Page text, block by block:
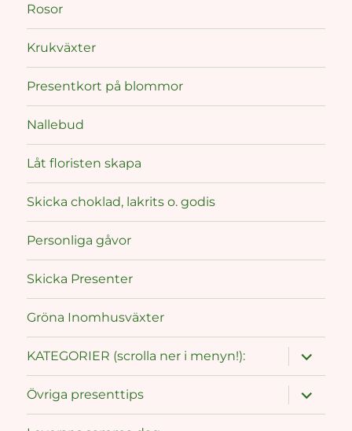
Rosor
Krukväxter
Presentkort på blommor
Nallebud
Låt floristen skapa
Skicka choklad, lakrits o. godis
Personliga gåvor
Skicka Presenter
Gröna Inomhusväxter
KATEGORIER (scrolla ner i menyn!):
expand
child
menu
Övriga presenttips
expand
child
menu